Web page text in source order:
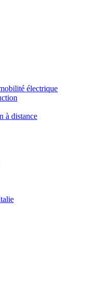
électrique
à distance